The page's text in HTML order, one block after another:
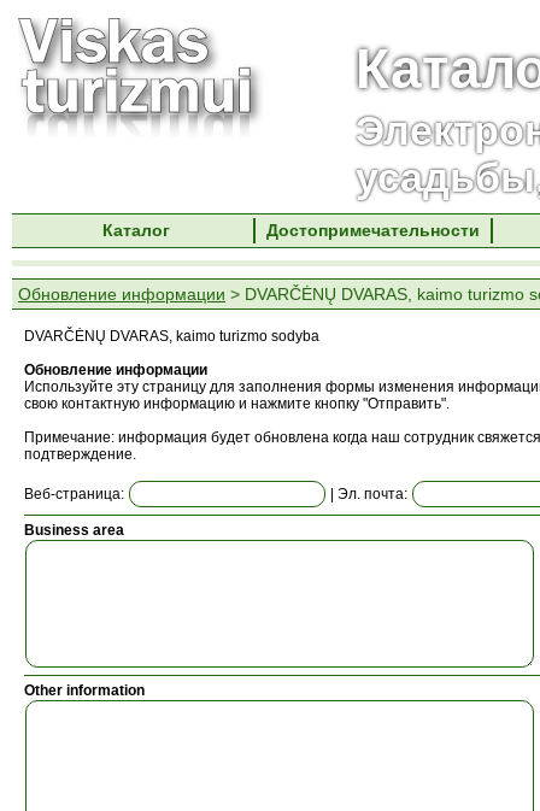
Каталог Достопримечательности
Обновление информации > DVARČĖNŲ DVARAS, kaimo turizmo
DVARČĖNŲ DVARAS, kaimo turizmo sodyba
Обновление информации
Используйте эту страницу для заполнения формы изменения
свою контактную информацию и нажмите кнопку "Отправить".
Примечание: информация будет обновлена ​​когда наш сотрудник
подтверждение.
Веб-страница: | Эл. почта:
Business area
Other information